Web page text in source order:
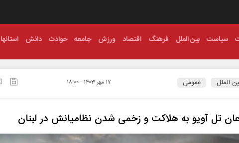
سیاست بین الملل فرهنگ اقتصاد ورزش جامعه حوادث دانش استانها
الملل عمومی ۱۷ مهر ۱۴۰۳ - ۱۸:۰۰
تل آویو به هلاکت و زخمی شدن نظامیانش در لبنان